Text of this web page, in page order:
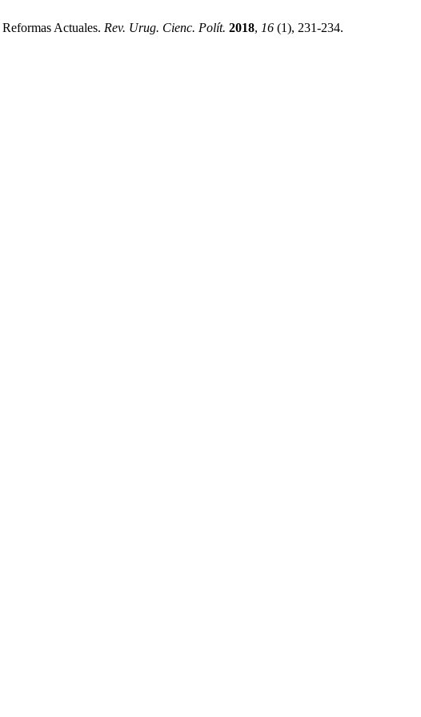
Actuales. Rev. Urug. Cienc. Polít. 2018, 16 (1), 231-234.